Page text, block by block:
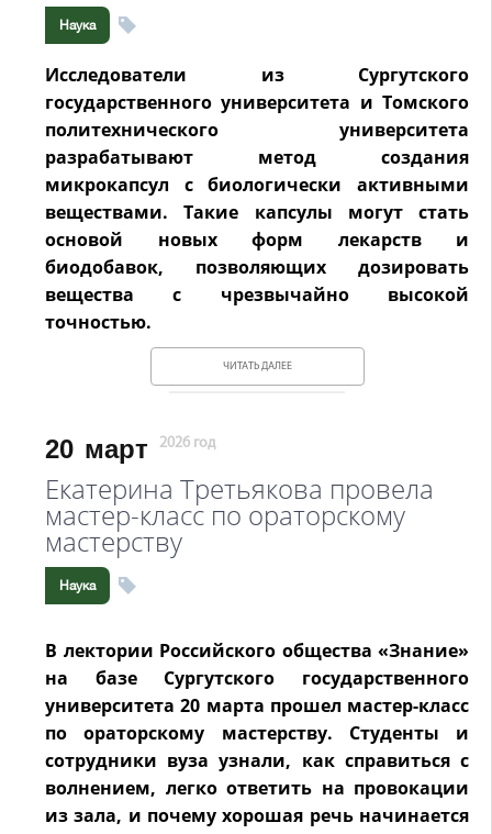
Наука
Исследователи из Сургутского
государственного университета и Томского
политехнического университета
разрабатывают метод создания
микрокапсул с биологически активными
веществами. Такие капсулы могут стать
основой новых форм лекарств и
биодобавок, позволяющих дозировать
вещества с чрезвычайно высокой
точностью.
ЧИТАТЬ ДАЛЕЕ
20 март 2026 год
Екатерина Третьякова провела
мастер-класс по ораторскому
мастерству
Наука
В лектории Российского общества «Знание»
на базе Сургутского государственного
университета 20 марта прошел мастер-класс
по ораторскому мастерству. Студенты и
сотрудники вуза узнали, как справиться с
волнением, легко ответить на провокации
из зала, и почему хорошая речь начинается